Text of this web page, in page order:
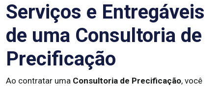
Serviços e Entregáveis
de uma Consultoria de
Precificação
Ao contratar uma Consultoria de Precificação, você